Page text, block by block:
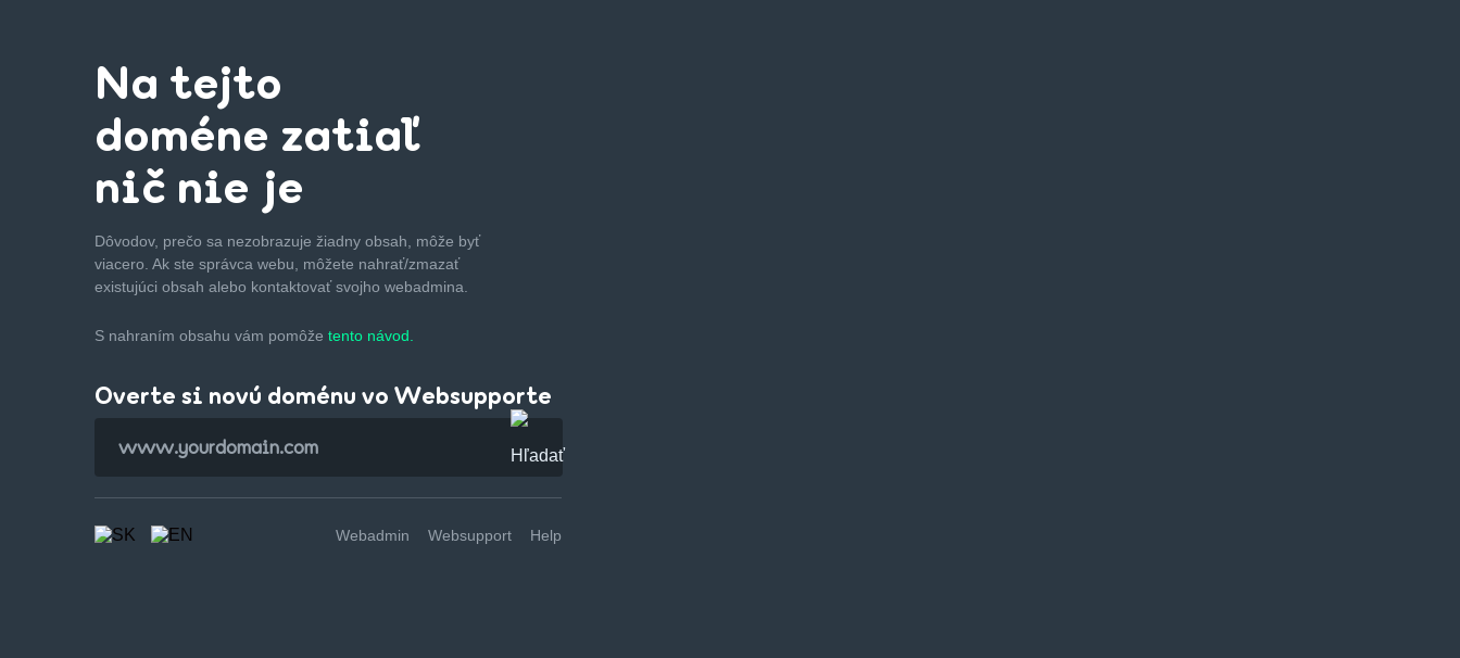
Na tejto
doméne zatiaľ
nič nie je
Dôvodov, prečo sa nezobrazuje žiadny obsah, môže byť
viacero. Ak ste správca webu, môžete nahrať/zmazať
existujúci obsah alebo kontaktovať svojho webadmina.
S nahraním obsahu vám pomôže tento návod.
Overte si novú doménu vo Websupporte
Webadmin Websupport Help